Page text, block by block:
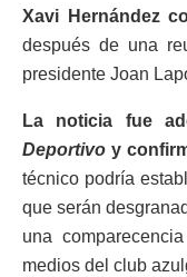
Xavi Hernández
después de una
presidente Joan
La noticia fue
Deportivo y
técnico podría
que serán
una
medios del club